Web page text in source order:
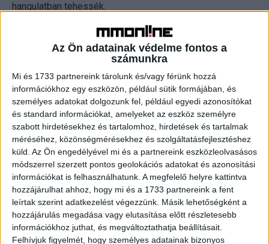
Az Ön adatainak védelme fontos a
számunkra
Mi és 1733 partnereink tárolunk és/vagy férünk hozzá
információkhoz egy eszközön, például sütik formájában, és
személyes adatokat dolgozunk fel, például egyedi azonosítókat
és standard információkat, amelyeket az eszköz személyre
szabott hirdetésekhez és tartalomhoz, hirdetések és tartalmak
méréséhez, közönségmérésekhez és szolgáltatásfejlesztéshez
küld. Az Ön engedélyével mi és a partnereink eszközleolvasásos
módszerrel szerzett pontos geolokációs adatokat és azonosítási
információkat is felhasználhatunk. A megfelelő helyre kattintva
hozzájárulhat ahhoz, hogy mi és a 1733 partnereink a fent
leírtak szerint adatkezelést végezzünk. Másik lehetőségként a
hozzájárulás megadása vagy elutasítása előtt részletesebb
információkhoz juthat, és megváltoztathatja beállításait.
Felhívjuk figyelmét, hogy személyes adatainak bizonyos
hangulatban tehessék.
"Öt évvel ezelőtt a felnőtthöz méltó bánásmód igénye a
TOP5-ben jelent meg, mára azonban ugyanez csak a 9.
helyet érte el. A kutatás teret biztosított további igények
felsorakoztatásának is, és kimagaslóan sokan fejezték ki
abbéli vágyukat, hogy szeretnének alkotómunkát végezni
a cégnél, így érdemben tenni hozzá a munkahely
fejlődéséhez. Ezeken túl a fiatalok előszeretettel veszik
azt is, ha a vezetőség megosztja velük (is) a céges
információkat" – árulta el Baross Levente, a kutatást
végző Schönherz Iskolaszövetkezet elnöke.
A Z generáció megélhetésre vonatkozó igényei
Rákérdeztek arra is, hogy milyen összeg jár a diákok
fejében megélhetési minimumot illetően, valamint hogy